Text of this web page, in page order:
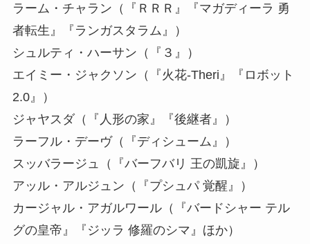
ラーム・チャラン（『ＲＲＲ』『マガディーラ 勇
者転生』『ランガスタラム』）
シュルティ・ハーサン（『３』）
エイミー・ジャクソン（『火花-Theri』『ロボット
2.0』）
ジャヤスダ（『人形の家』『後継者』）
ラーフル・デーヴ（『ディシューム』）
スッバラージュ（『バーフバリ 王の凱旋』）
アッル・アルジュン（『プシュパ 覚醒』）
カージャル・アガルワール（『バードシャー テル
グの皇帝』『ジッラ 修羅のシマ』ほか）